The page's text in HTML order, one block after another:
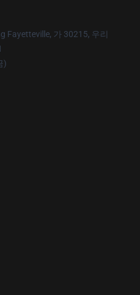
Fayetteville, 가 30215, 우리
)